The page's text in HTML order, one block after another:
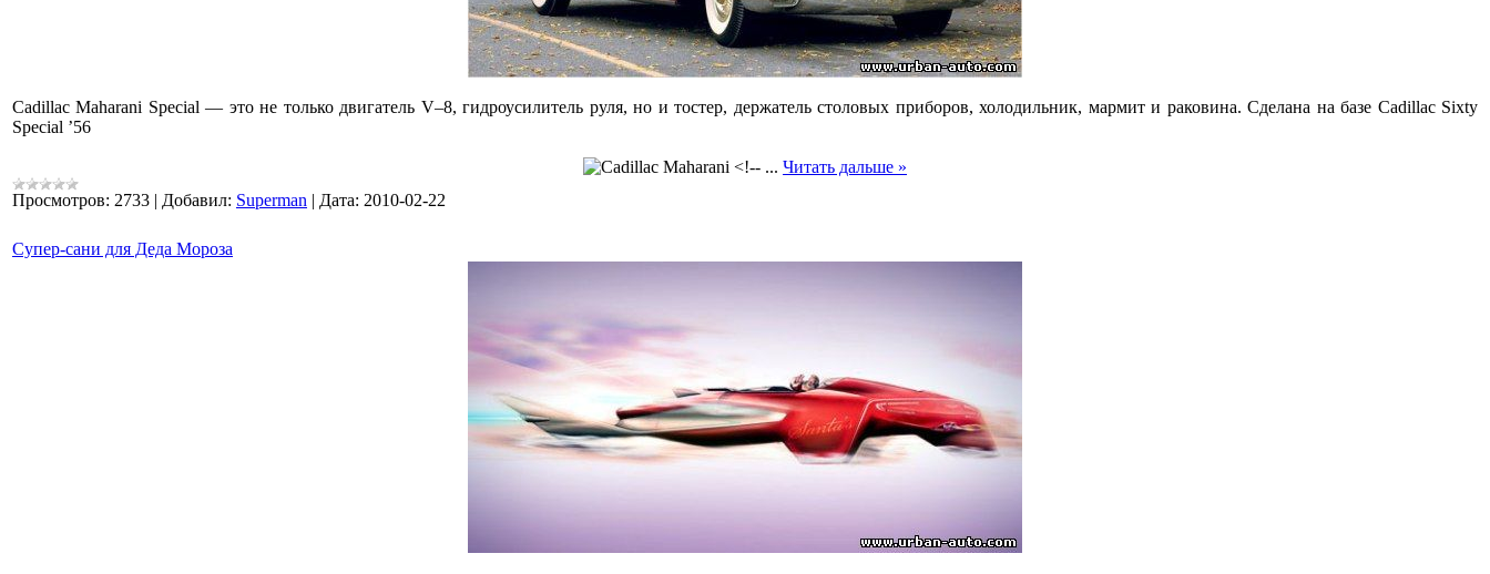
Cadillac Maharani Special — это не только двигатель V–8, гидроусилитель руля, но и тостер, держатель столовых приборов, холодильник, мармит и раковина. Сделана на базе Cadillac Sixty
Special ’56
... Читать дальше »
Просмотров: 2733 | Добавил: Superman | Дата: 2010-02-22
Супер-сани для Деда Мороза